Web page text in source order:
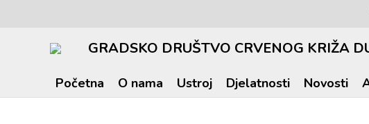
GRADSKO DRUŠTVO CRVENOG KRIŽA
Početna O nama Ustroj Djelatnosti Novosti